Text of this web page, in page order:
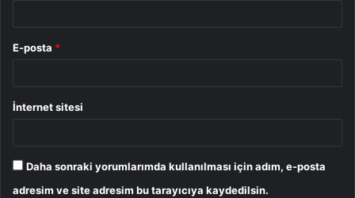
E-posta *
İnternet sitesi
Daha sonraki yorumlarımda kullanılması için adım, e-posta
adresim ve site adresim bu tarayıcıya kaydedilsin.